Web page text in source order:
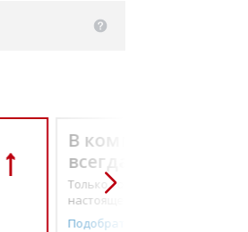
В комплекте
всегда выгоднее!
Только то, что по-
настоящему необходимо
Подобрать комплект